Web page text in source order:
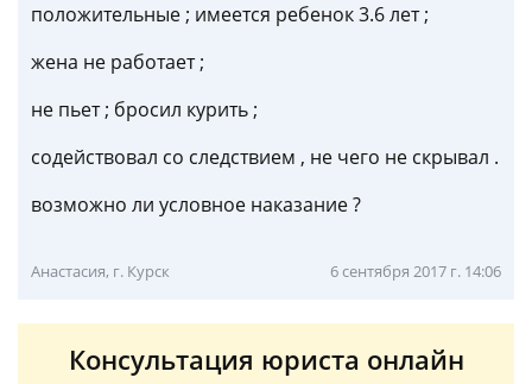
положительные ; имеется ребенок 3.6 лет ;
жена не работает ;
не пьет ; бросил курить ;
содействовал со следствием , не чего не скрывал .
возможно ли условное наказание ?
Анастасия, г. Курск 6 сентября 2017 г. 14:06
Консультация юриста онлайн